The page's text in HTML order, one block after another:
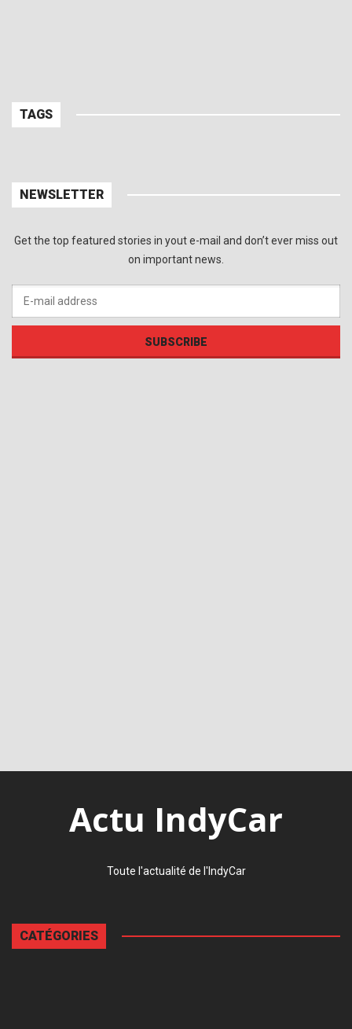
TAGS
NEWSLETTER
Get the top featured stories in yout e-mail and don’t ever miss out
on important news.
Actu IndyCar
Toute l'actualité de l'IndyCar
CATÉGORIES